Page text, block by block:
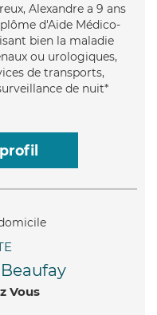
Alexandre a 9 ans
d'Aide Médico-
bien la maladie
ou urologiques,
de transports,
de nuit*
Beaufay
Vous